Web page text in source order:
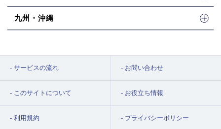
九州・沖縄
サービスの流れ お問い合わせ
このサイトについて お役立ち情報
利用規約 プライバシーポリシー